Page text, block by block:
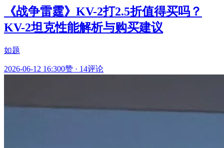
《战争雷霆》KV-2打2.5折值得买吗？
KV-2坦克性能解析与购买建议
如题
2026-06-12 16:300赞 · 14评论